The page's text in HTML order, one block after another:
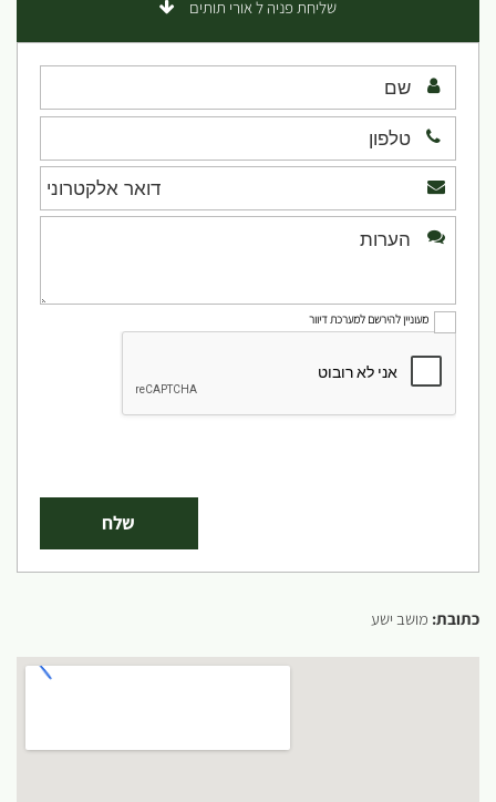
שליחת פניה ל אורי תותים
מעוניין להירשם למערכת דיוור
כתובת: מושב ישע